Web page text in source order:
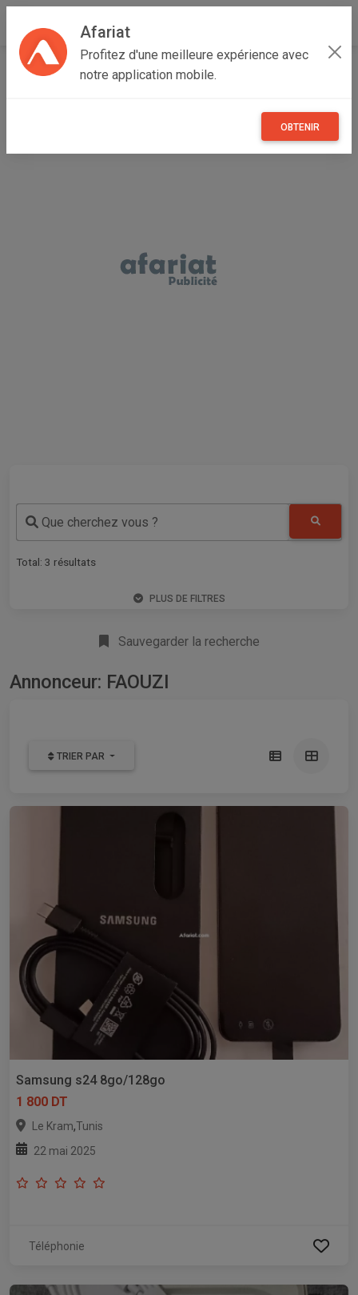
Afariat
Profitez d'une meilleure expérience avec
notre application mobile.
OBTENIR
Accueil Annonceur FAOUZI
Que cherchez vous ?
Total: 3 résultats
PLUS DE FILTRES
Sauvegarder la recherche
Annonceur: FAOUZI
TRIER PAR
Samsung s24 8go/128go
1 800 DT
Le Kram,Tunis
22 mai 2025
Téléphonie